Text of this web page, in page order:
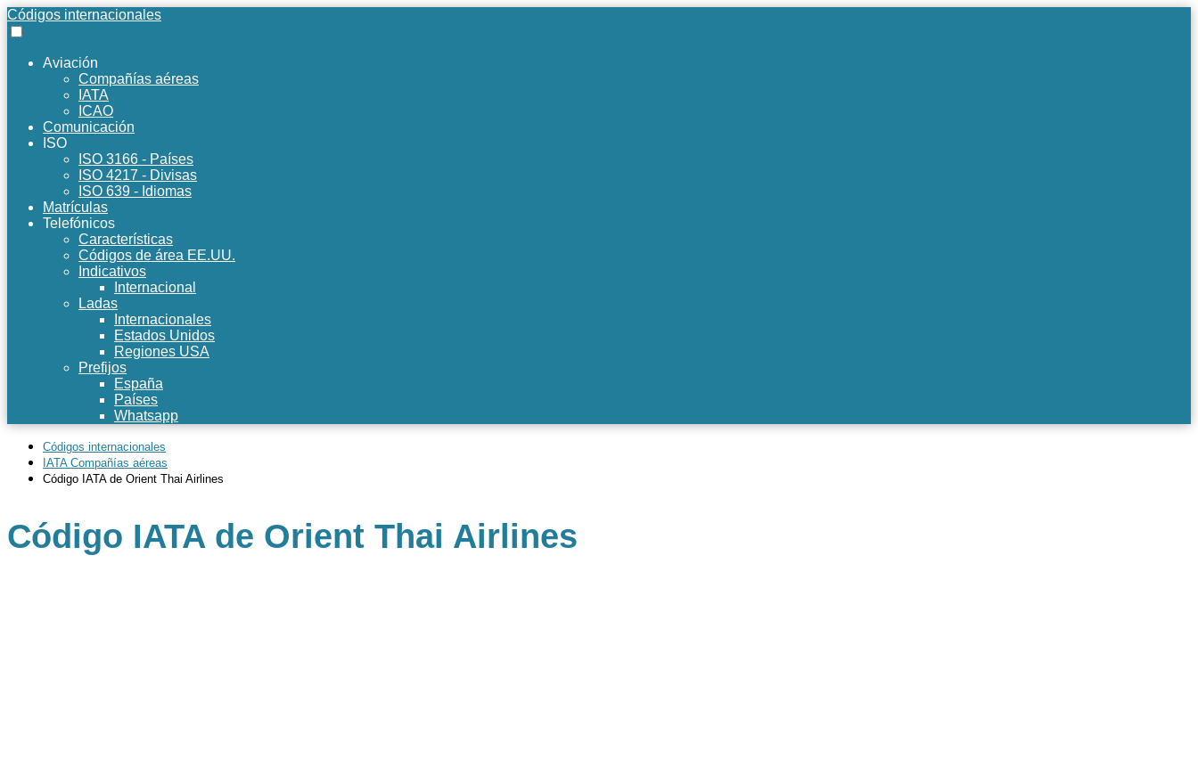
Códigos internacionales
Aviación
Compañías aéreas
IATA
ICAO
Comunicación
ISO
ISO 3166 - Países
ISO 4217 - Divisas
ISO 639 - Idiomas
Matrículas
Telefónicos
Características
Códigos de área EE.UU.
Indicativos
Internacional
Ladas
Internacionales
Estados Unidos
Regiones USA
Prefijos
España
Países
Whatsapp
Códigos internacionales
IATA Compañías aéreas
Código IATA de Orient Thai Airlines
Código IATA de Orient Thai Airlines